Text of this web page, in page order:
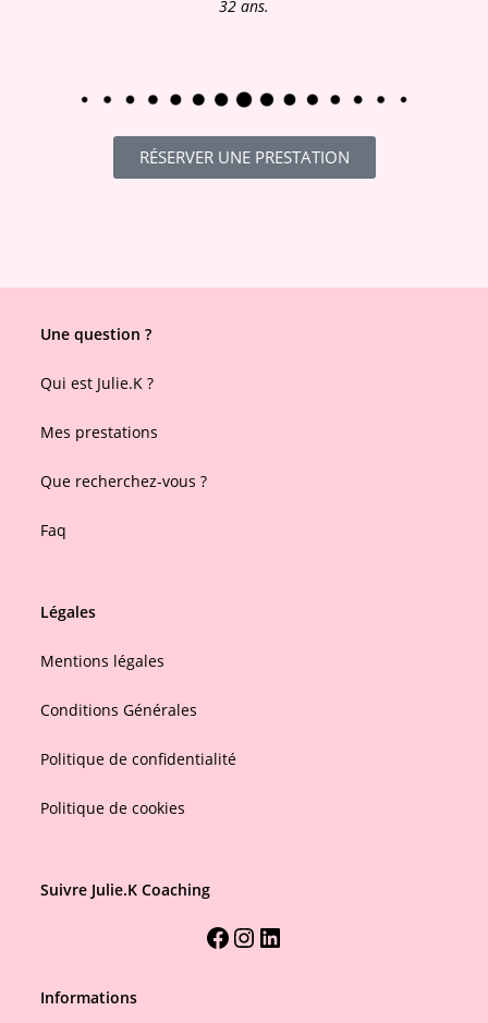
32 ans.
RÉSERVER UNE PRESTATION
Une question ?
Qui est Julie.K ?
Mes prestations
Que recherchez-vous ?
Faq
Légales
Mentions légales
Conditions Générales
Politique de confidentialité
Politique de cookies
Suivre Julie.K Coaching
Informations